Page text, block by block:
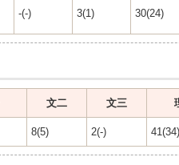
-(-) 3(1) 30(24)
文二 文三
8(5) 2(-) 41(34)